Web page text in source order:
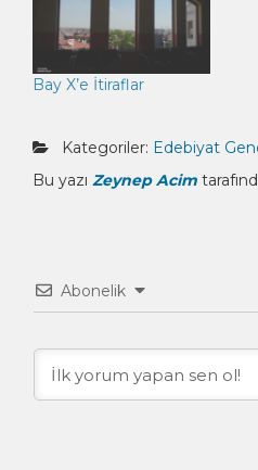
Bay X’e İtiraflar
Kategoriler: Edebiyat
Bu yazı Zeynep Acim
Abonelik